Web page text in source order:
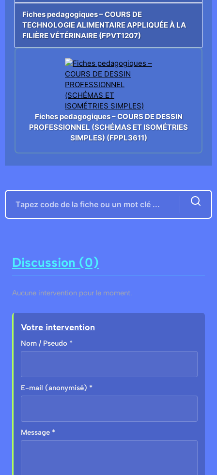
Fiches pedagogiques – COURS DE
TECHNOLOGIE ALIMENTAIRE APPLIQUÉE À LA
FILIÈRE VÉTÉRINAIRE (FPVT1207)
Fiches pedagogiques – COURS DE DESSIN
PROFESSIONNEL (SCHÉMAS ET ISOMÉTRIES
SIMPLES) (FPPL3611)
Discussion (0)
Aucune intervention pour le moment.
Votre intervention
Nom / Pseudo *
E-mail (anonymisé) *
Message *